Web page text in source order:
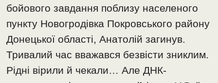
бойового завдання поблизу населеного
пункту Новогродівка Покровського району
Донецької області, Анатолій загинув.
Тривалий час вважався безвісти зниклим.
Рідні вірили й чекали… Але ДНК-